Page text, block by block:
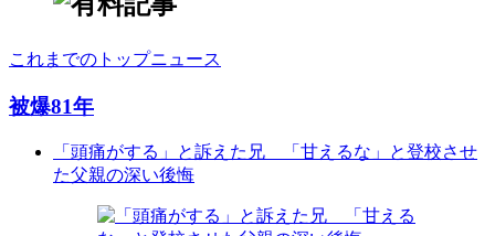
これまでのトップニュース
被爆81年
「頭痛がする」と訴えた兄 「甘えるな」と登校させ
た父親の深い後悔